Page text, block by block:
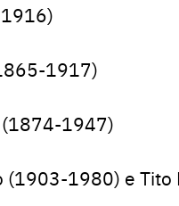
1917)
(1874-1947)
(1903-1980) e